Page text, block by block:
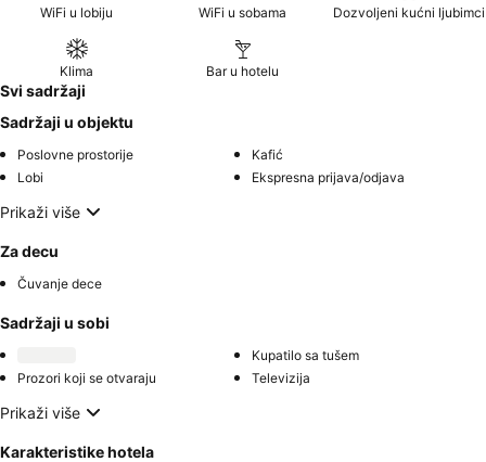
WiFi u lobiju WiFi u sobama Dozvoljeni kućni ljubimci
Klima Bar u hotelu
Svi sadržaji
Sadržaji u objektu
Poslovne prostorije
Kafić
Lobi
Ekspresna prijava/odjava
Prikaži više
Za decu
Čuvanje dece
Sadržaji u sobi
Kupatilo sa tušem
Prozori koji se otvaraju
Televizija
Prikaži više
Karakteristike hotela